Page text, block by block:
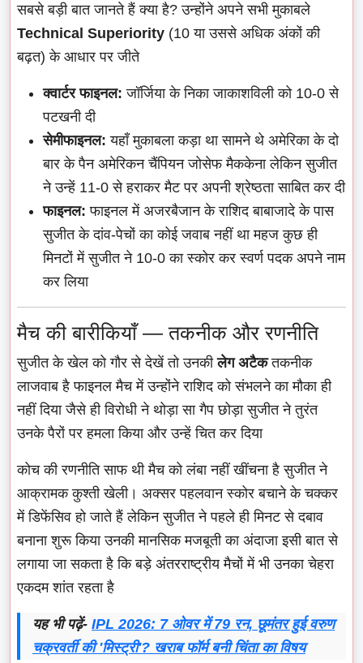
सबसे बड़ी बात जानते हैं क्या है? उन्होंने अपने सभी मुकाबले
Technical Superiority (10 या उससे अधिक अंकों की
बढ़त) के आधार पर जीते
क्वार्टर फाइनल: जॉर्जिया के निका जाकाशविली को 10-0 से
पटखनी दी
सेमीफाइनल: यहाँ मुकाबला कड़ा था सामने थे अमेरिका के दो
बार के पैन अमेरिकन चैंपियन जोसेफ मैककेना लेकिन सुजीत
ने उन्हें 11-0 से हराकर मैट पर अपनी श्रेष्ठता साबित कर दी
फाइनल: फाइनल में अजरबैजान के राशिद बाबाजादे के पास
सुजीत के दांव-पेचों का कोई जवाब नहीं था महज कुछ ही
मिनटों में सुजीत ने 10-0 का स्कोर कर स्वर्ण पदक अपने नाम
कर लिया
मैच की बारीकियाँ — तकनीक और रणनीति
सुजीत के खेल को गौर से देखें तो उनकीलेग अटैकतकनीक
लाजवाब है फाइनल मैच में उन्होंने राशिद को संभलने का मौका ही
नहीं दिया जैसे ही विरोधी ने थोड़ा सा गैप छोड़ा सुजीत ने तुरंत
उनके पैरों पर हमला किया और उन्हें चित कर दिया
कोच की रणनीति साफ थी मैच को लंबा नहीं खींचना है सुजीत ने
आक्रामक कुश्ती खेली। अक्सर पहलवान स्कोर बचाने के चक्कर
में डिफेंसिव हो जाते हैं लेकिन सुजीत ने पहले ही मिनट से दबाव
बनाना शुरू किया उनकी मानसिक मजबूती का अंदाजा इसी बात से
लगाया जा सकता है कि बड़े अंतरराष्ट्रीय मैचों में भी उनका चेहरा
एकदम शांत रहता है
यह भी पढ़ें- IPL 2026: 7 ओवर में 79 रन, छूमंतर हुई वरुण
चक्रवर्ती की 'मिस्ट्री'? खराब फॉर्म बनी चिंता का विषय